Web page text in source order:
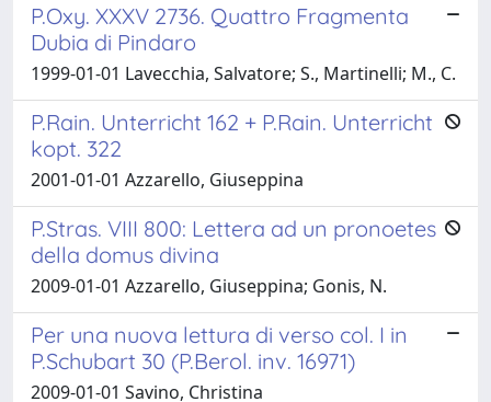
P.Oxy. XXXV 2736. Quattro Fragmenta
Dubia di Pindaro
1999-01-01 Lavecchia, Salvatore; S., Martinelli; M., C.
P.Rain. Unterricht 162 + P.Rain. Unterricht
kopt. 322
2001-01-01 Azzarello, Giuseppina
P.Stras. VIII 800: Lettera ad un pronoetes
della domus divina
2009-01-01 Azzarello, Giuseppina; Gonis, N.
Per una nuova lettura di verso col. I in
P.Schubart 30 (P.Berol. inv. 16971)
2009-01-01 Savino, Christina